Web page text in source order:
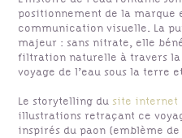
positionnement de la marque
communication visuelle. La
majeur : sans nitrate, elle
filtration naturelle à travers la
voyage de l’eau sous la terre
Le storytelling du site internet
illustrations retraçant ce
inspirés du paon (emblème